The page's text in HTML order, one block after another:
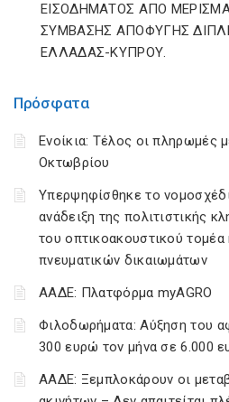
Πρόσφατα
Ενοίκια: Τέλος οι πληρωμές
Οκτωβρίου
Υπερψηφίσθηκε το
ανάδειξη της πολιτιστικής
του οπτικοακουστικού
πνευματικών δικαιωμάτων
ΑΑΔΕ: Πλατφόρμα myAGRO
Φιλοδωρήματα: Αύξηση του
300 ευρώ τον μήνα σε 6.000
ΑΑΔΕ: Ξεμπλοκάρουν οι
ΕΙΣΟΔΗΜΑΤΟΣ ΑΠΟ
ΣΥΜΒΑΣΗΣ ΑΠΟΦΥΓΗΣ
ΕΛΛΑΔΑΣ-ΚΥΠΡΟΥ.